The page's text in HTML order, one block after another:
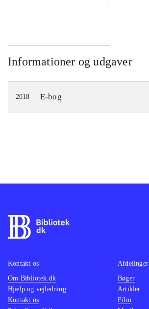
Informationer og udgaver
2018 E-bog
Kontakt os
Om Bibliotek.dk
Hjælp og vejledning
Kontakt os
Afdelinger
Bøger
Artikler
Film